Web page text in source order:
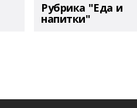
Рубрика "Еда и
напитки"